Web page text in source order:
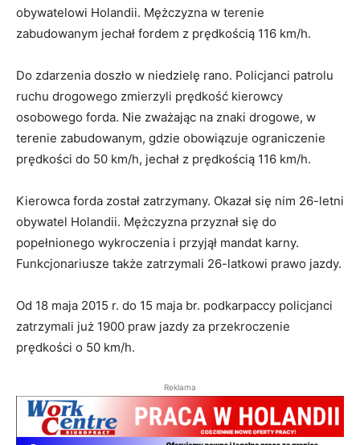
obywatelowi Holandii. Mężczyzna w terenie
zabudowanym jechał fordem z prędkością 116 km/h.
Do zdarzenia doszło w niedzielę rano. Policjanci patrolu
ruchu drogowego zmierzyli prędkość kierowcy
osobowego forda. Nie zważając na znaki drogowe, w
terenie zabudowanym, gdzie obowiązuje ograniczenie
prędkości do 50 km/h, jechał z prędkością 116 km/h.
Kierowca forda został zatrzymany. Okazał się nim 26-letni
obywatel Holandii. Mężczyzna przyznał się do
popełnionego wykroczenia i przyjął mandat karny.
Funkcjonariusze także zatrzymali 26-latkowi prawo jazdy.
Od 18 maja 2015 r. do 15 maja br. podkarpaccy policjanci
zatrzymali już 1900 praw jazdy za przekroczenie
prędkości o 50 km/h.
Reklama